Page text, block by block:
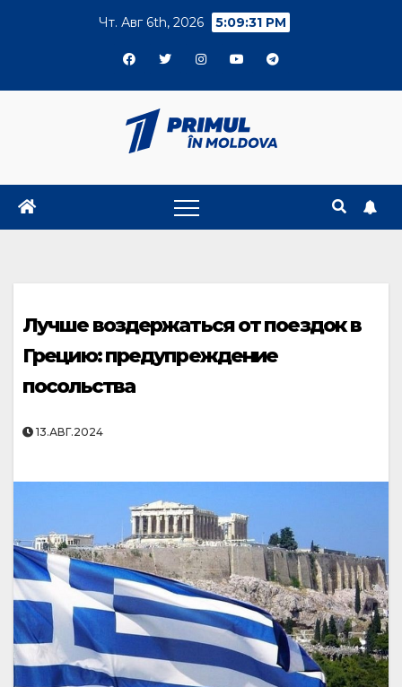
Чт. Авг 6th, 2026 5:09:31 PM
Лучше воздержаться от поездок в
Грецию: предупреждение
посольства
13.АВГ.2024